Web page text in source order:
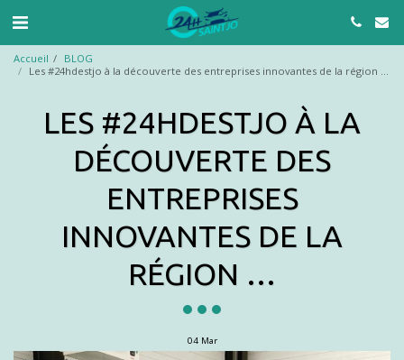
Accueil
BLOG
Les #24hdestjo à la découverte des entreprises innovantes de la région …
LES #24HDESTJO À LA
DÉCOUVERTE DES
ENTREPRISES
INNOVANTES DE LA
RÉGION …
04 Mar